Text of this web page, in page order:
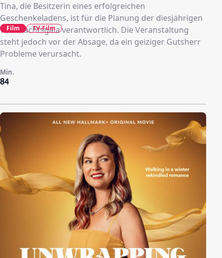
Tina, die Besitzerin eines erfolgreichen
Geschenkeladens, ist für die Planung der diesjährigen
Weihnachtsgala verantwortlich. Die Veranstaltung
steht jedoch vor der Absage, da ein geiziger Gutsherr
Probleme verursacht.
84
Min.
Film TV-Film